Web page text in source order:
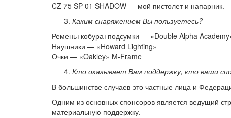
CZ 75 SP-01 SHADOW — мой пистолет и напарник.
Каким снаряжением Вы пользуетесь?
Ремень+кобура+подсумки — «Double Alpha
Наушники — «Howard Lighting»
Очки — «Oakley» M-Frame
Кто оказывает Вам поддержку, кто ваши
В большинстве случаев это частные лица и
Одним из основных спонсоров является ведущий
материальную поддержку.